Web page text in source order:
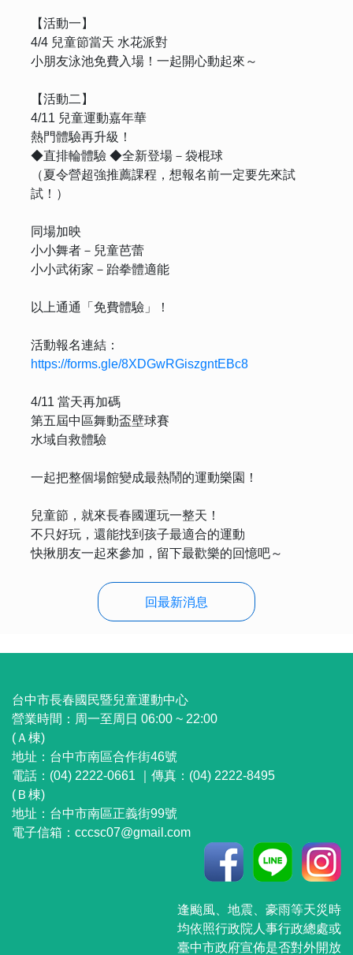
【活動一】
4/4 兒童節當天 水花派對
小朋友泳池免費入場！一起開心動起來～
【活動二】
4/11 兒童運動嘉年華
熱門體驗再升級！
◆直排輪體驗 ◆全新登場－袋棍球
（夏令營超強推薦課程，想報名前一定要先來試
試！）
同場加映
小小舞者－兒童芭蕾
小小武術家－跆拳體適能
以上通通「免費體驗」！
活動報名連結：
https://forms.gle/8XDGwRGiszgntEBc8
4/11 當天再加碼
第五屆中區舞動盃壁球賽
水域自救體驗
一起把整個場館變成最熱鬧的運動樂園！
兒童節，就來長春國運玩一整天！
不只好玩，還能找到孩子最適合的運動
快揪朋友一起來參加，留下最歡樂的回憶吧～
回最新消息
台中市長春國民暨兒童運動中心
營業時間： 周一至周日 06:00 ~ 22:00
(Ａ棟)
地址： 台中市南區合作街46號
電話：(04) 2222-0661 ｜ 傳真：(04) 2222-8495
(Ｂ棟)
地址： 台中市南區正義街99號
電子信箱： cccsc07@gmail.com
逢颱風、地震、豪雨等天災時
均依照行政院人事行政總處或
臺中市政府宣佈是否對外開放